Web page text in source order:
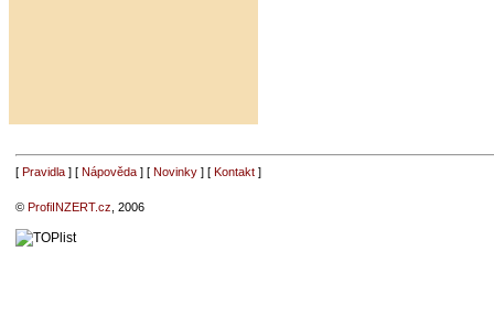
[ Pravidla] [ Nápověda] [ Novinky] [ Kontakt]
© ProfiINZERT.cz , 2006